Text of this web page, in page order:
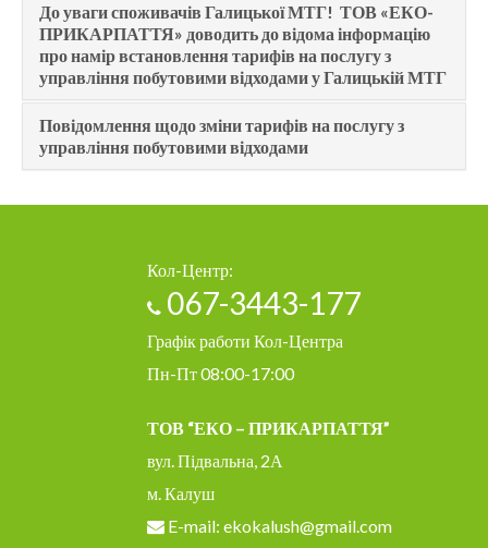
До уваги споживачів Галицької МТГ! ТОВ «ЕКО-
ПРИКАРПАТТЯ» доводить до відома інформацію
про намір встановлення тарифів на послугу з
управління побутовими відходами у Галицькій МТГ
Повідомлення щодо зміни тарифів на послугу з
управління побутовими відходами
Кол-Центр:
067-3443-177
Графік работи Кол-Центра
Пн-Пт 08:00-17:00
ТОВ “ЕКО – ПРИКАРПАТТЯ”
вул. Підвальна, 2А
м. Калуш
E-mail: ekokalush@gmail.com